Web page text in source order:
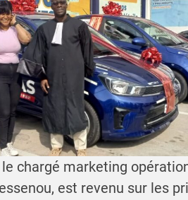
chargé marketing
est revenu sur les